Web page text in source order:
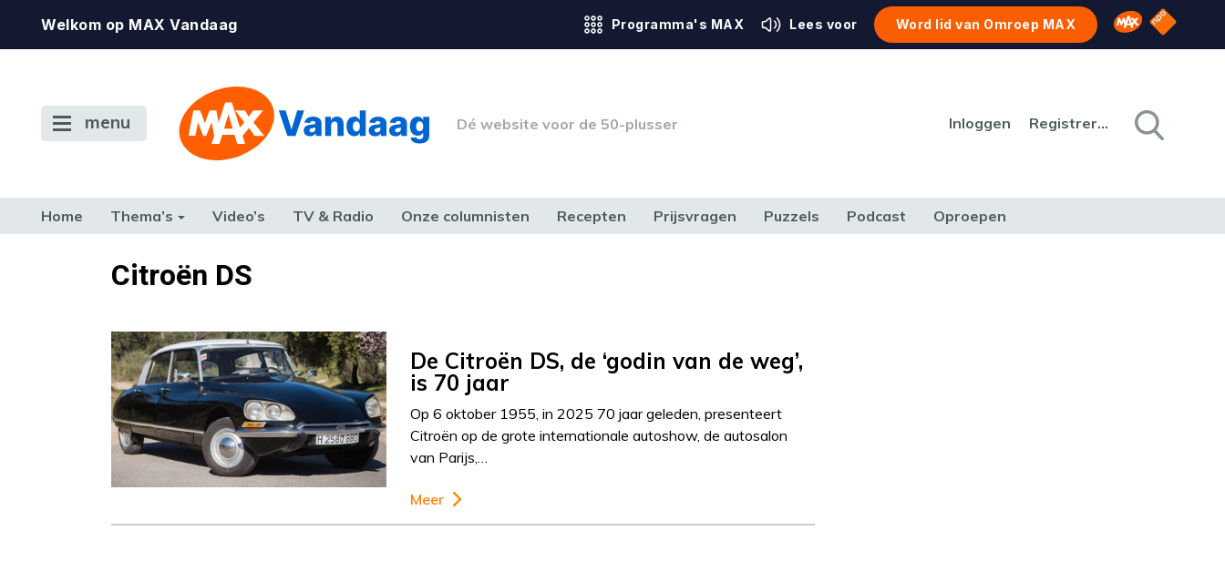
Welkom op MAX Vandaag Programma's MAX Lees voor Word lid van Omroep MAX Omroep MAX
NPO
menu Dé website voor de 50-plusser Inloggen Registreren
Home Thema’s Video’s TV & Radio Onze columnisten Recepten Prijsvragen Puzzels Podcast Oproepen
TERUG NAAR TOENCitroën DS
De Citroën DS, de ‘godin van de weg’,
is 70 jaar
Op 6 oktober 1955, in 2025 70 jaar geleden, presenteert
Citroën op de grote internationale autoshow, de autosalon
van Parijs,…
Meer